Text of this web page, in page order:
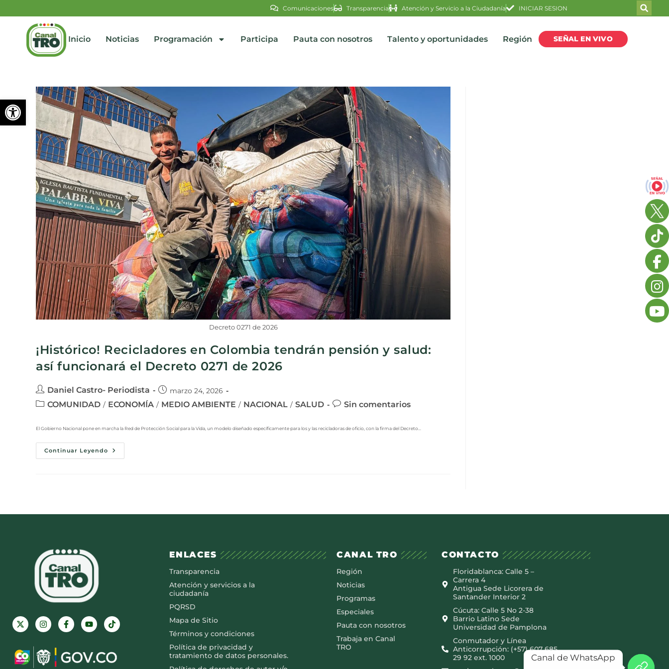
Abrir barra de herramientas
Comunicaciones Transparencia Atención y Servicio a la Ciudadanía INICIAR SESION
Inicio Noticias Programación Participa Pauta con nosotros Talento y oportunidades Región SEÑAL EN VIVO
Decreto 0271 de 2026
¡Histórico! Recicladores en Colombia tendrán pensión y salud:
así funcionará el Decreto 0271 de 2026
Daniel Castro- Periodista marzo 24, 2026
COMUNIDAD / ECONOMÍA / MEDIO AMBIENTE / NACIONAL / SALUD Sin comentarios
El Gobierno Nacional pone en marcha la Red de Protección Social para la Vida, un modelo diseñado específicamente para los y las recicladoras de oficio, con la firma del Decreto…
Continuar Leyendo
ENLACES
Transparencia
Atención y servicios a la
ciudadanía
PQRSD
Mapa de Sitio
Términos y condiciones
Política de privacidad y
tratamiento de datos personales.
CANAL TRO
Región
Noticias
Programas
Especiales
Pauta con nosotros
Trabaja en Canal
TRO
CONTACTO
Floridablanca: Calle 5 –
Carrera 4
Antigua Sede Licorera de
Santander Interior 2
Cúcuta: Calle 5 No 2-38
Barrio Latino Sede
Universidad de Pamplona
Conmutador y Línea
Anticorrupción: (+57) 607 685
29 92 ext. 1000
Canal de WhatsApp